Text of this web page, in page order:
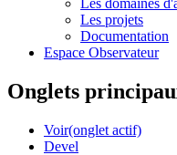
Les projets
Documentation
Espace Observateur
Onglets
Voir(onglet actif)
Devel